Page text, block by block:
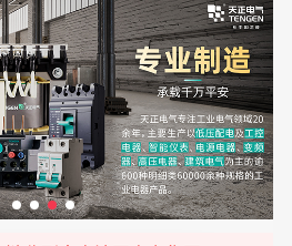
福清核电—WD-40产品交流会圆满结束
与网易严选达成品牌合作